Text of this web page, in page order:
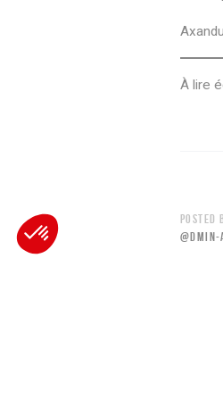
Consent Management Platform:
Our platform empowers you to
À lire
POSTED
@DMIN-